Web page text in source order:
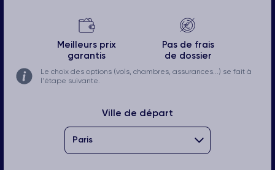
Meilleurs prix
garantis
Pas de frais
de dossier
Le choix des options (vols, chambres, assurances...) se fait à
l'étape suivante.
Ville de départ